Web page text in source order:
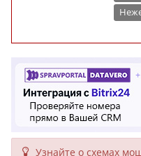
Узнайте о схемах